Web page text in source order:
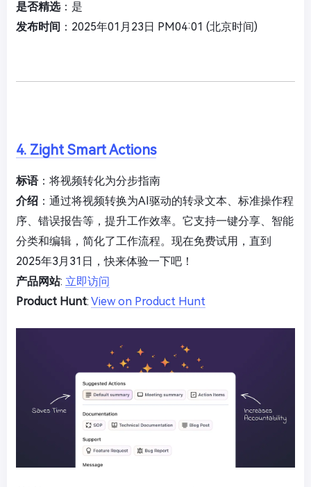
是否精选：是
发布时间 ：2025年01月23日 PM04:01 (北京时间)
4. Zight Smart Actions
标语：将视频转化为分步指南
介绍 ：通过将视频转换为AI驱动的转录文本、标准操作程
序、错误报告等，提升工作效率。它支持一键分享、智能
分类和编辑，简化了工作流程。现在免费试用，直到
2025年3月31日，快来体验一下吧！
产品网站: 立即访问
Product Hunt: View on Product Hunt